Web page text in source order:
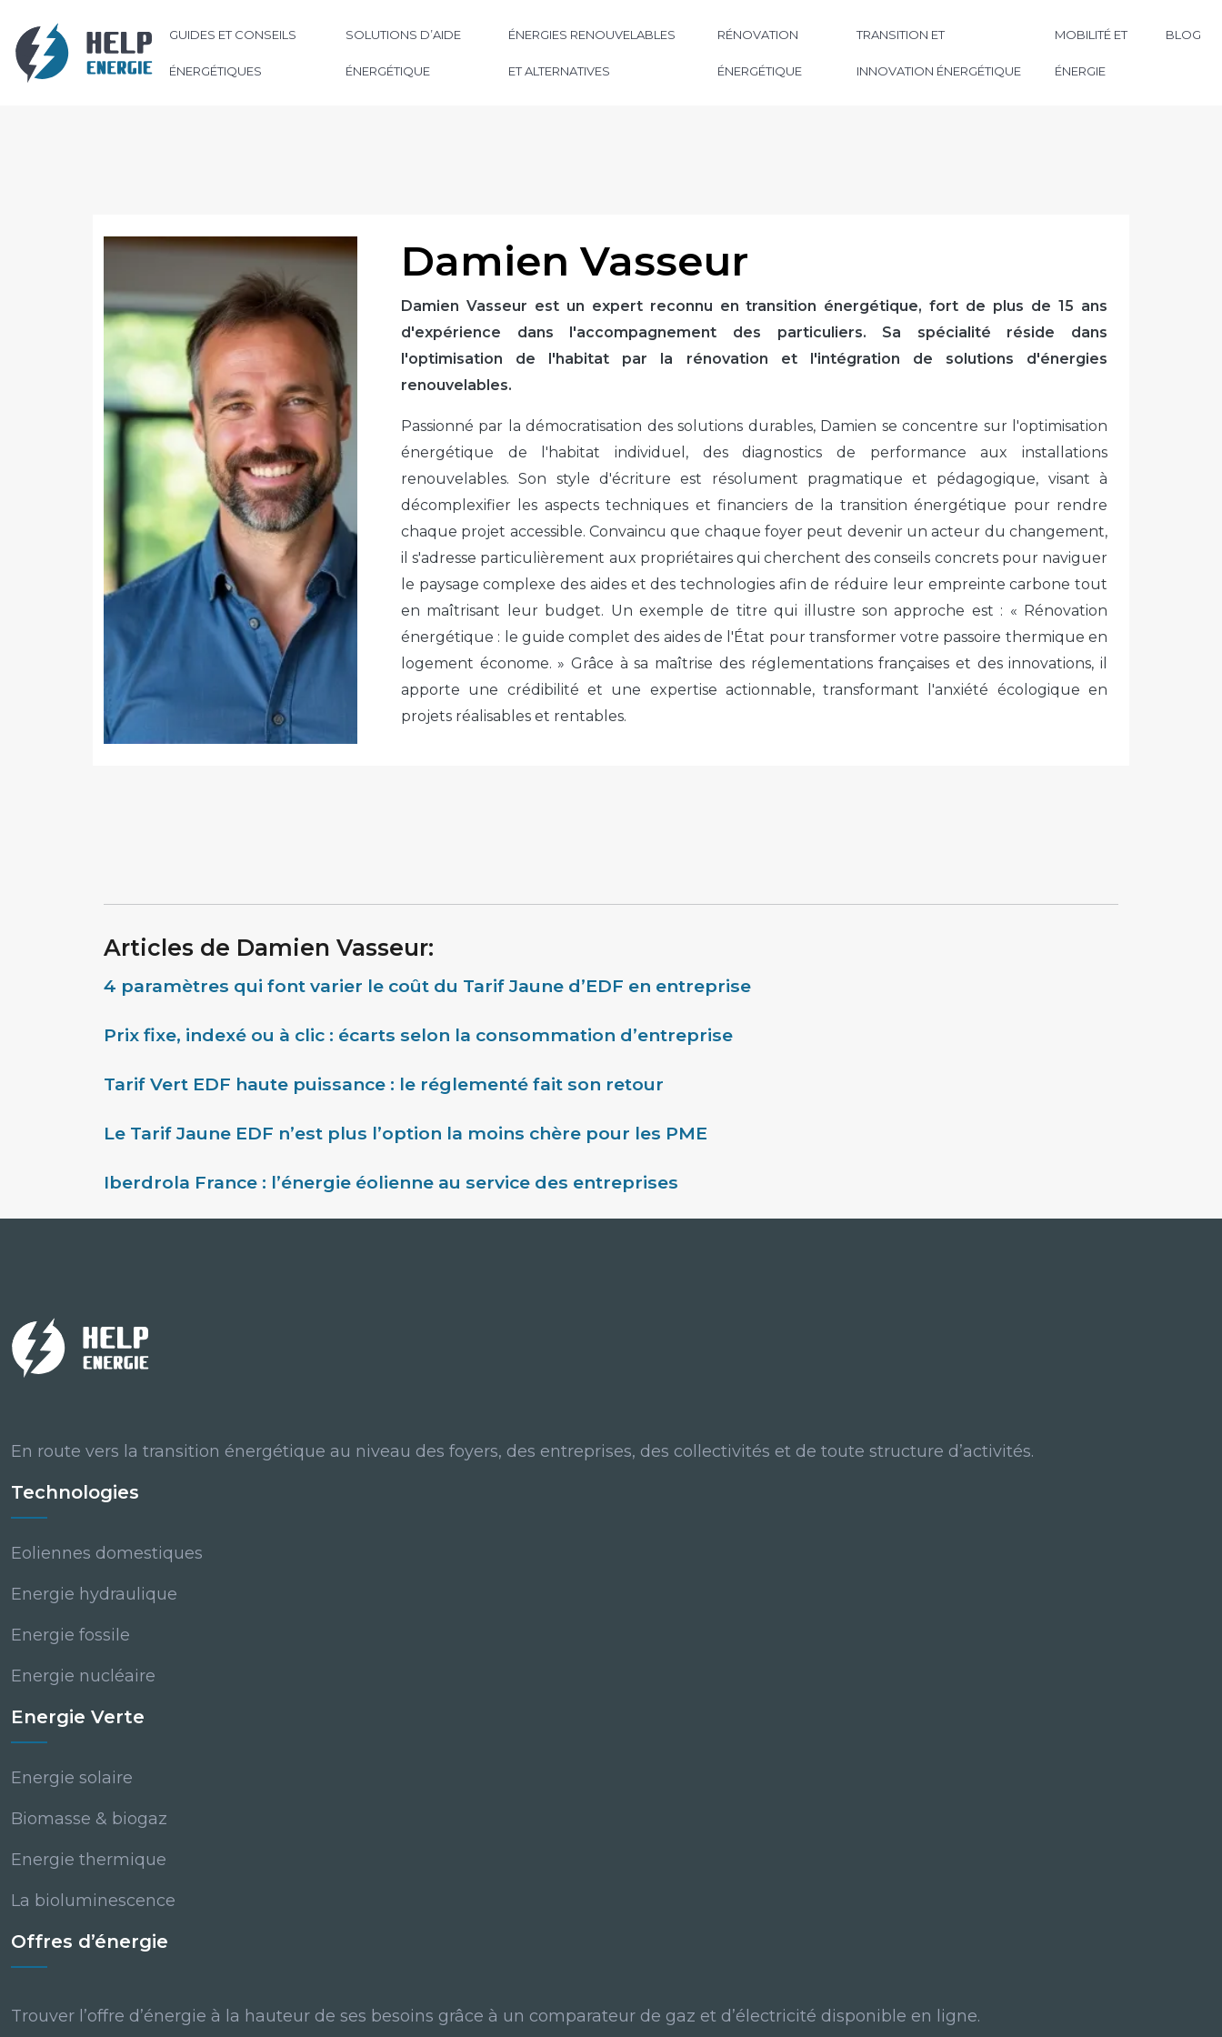
GUIDES ET CONSEILS
ÉNERGÉTIQUES
SOLUTIONS D’AIDE
ÉNERGÉTIQUE
ÉNERGIES RENOUVELABLES
ET ALTERNATIVES
RÉNOVATION
ÉNERGÉTIQUE
TRANSITION ET
INNOVATION ÉNERGÉTIQUE
MOBILITÉ ET
ÉNERGIE
BLOG
Damien Vasseur
Damien Vasseur est un expert reconnu en transition énergétique, fort de plus de 15 ans
d'expérience dans l'accompagnement des particuliers. Sa spécialité réside dans
l'optimisation de l'habitat par la rénovation et l'intégration de solutions d'énergies
renouvelables.
Passionné par la démocratisation des solutions durables, Damien se concentre sur l'optimisation
énergétique de l'habitat individuel, des diagnostics de performance aux installations
renouvelables. Son style d'écriture est résolument pragmatique et pédagogique, visant à
décomplexifier les aspects techniques et financiers de la transition énergétique pour rendre
chaque projet accessible. Convaincu que chaque foyer peut devenir un acteur du changement,
il s'adresse particulièrement aux propriétaires qui cherchent des conseils concrets pour naviguer
le paysage complexe des aides et des technologies afin de réduire leur empreinte carbone tout
en maîtrisant leur budget. Un exemple de titre qui illustre son approche est : « Rénovation
énergétique : le guide complet des aides de l'État pour transformer votre passoire thermique en
logement économe. » Grâce à sa maîtrise des réglementations françaises et des innovations, il
apporte une crédibilité et une expertise actionnable, transformant l'anxiété écologique en
projets réalisables et rentables.
Articles de Damien Vasseur:
4 paramètres qui font varier le coût du Tarif Jaune d’EDF en entreprise
Prix fixe, indexé ou à clic : écarts selon la consommation d’entreprise
Tarif Vert EDF haute puissance : le réglementé fait son retour
Le Tarif Jaune EDF n’est plus l’option la moins chère pour les PME
Iberdrola France : l’énergie éolienne au service des entreprises
En route vers la transition énergétique au niveau des foyers, des entreprises, des collectivités et de toute structure d’activités.
Technologies
Eoliennes domestiques
Energie hydraulique
Energie fossile
Energie nucléaire
Energie Verte
Energie solaire
Biomasse & biogaz
Energie thermique
La bioluminescence
Offres d’énergie
Trouver l’offre d’énergie à la hauteur de ses besoins grâce à un comparateur de gaz et d’électricité disponible en ligne.